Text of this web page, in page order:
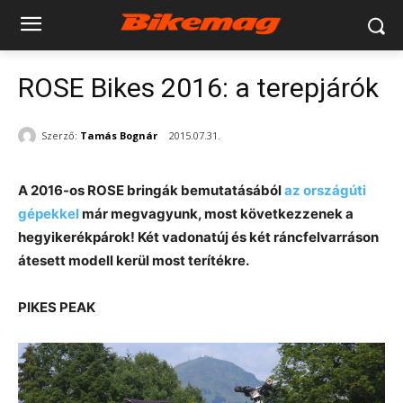
ROSE Bikes 2016: a terepjárók
Szerző: Tamás Bognár 2015.07.31.
A 2016-os ROSE bringák bemutatásábólaz országúti
gépekkelmár megvagyunk, most következzenek a
hegyikerékpárok! Két vadonatúj és két ráncfelvarráson
átesett modell kerül most terítékre.
PIKES PEAK